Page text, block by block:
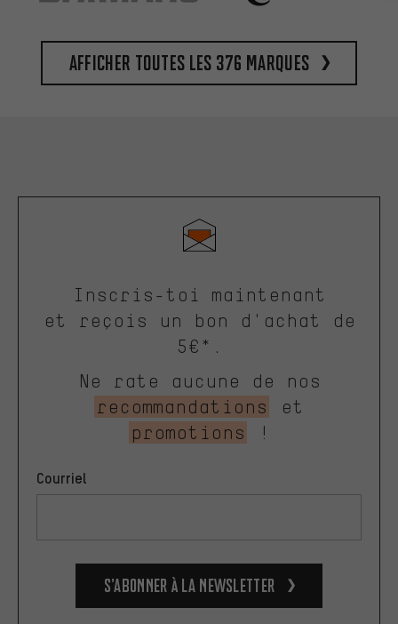
Afficher toutes les 376 marques
Inscris-toi maintenant
et reçois un bon d'achat de
5€*.
Ne rate aucune de nos
recommandations
et
promotions
!
Courriel
S’abonner à la newsletter